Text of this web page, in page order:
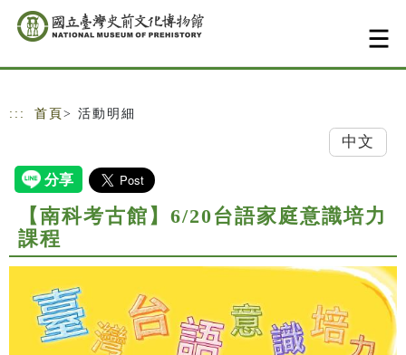
跳到主要內容
網站導覽
::: 首頁 > 活動明細
中文
【南科考古館】6/20台語家庭意識培力
課程